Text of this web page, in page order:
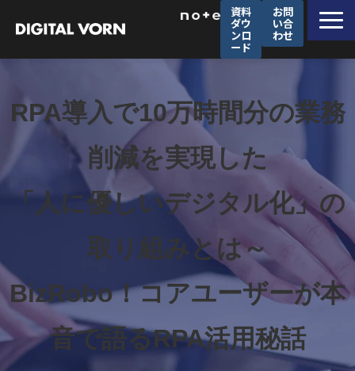
資料
ダウ
ンロ
ード
お問
い合
わせ
ソリューション一覧
サービス一覧
導入事例
企業情報
採用情報
RPA導入で10万時間分の業務
削減を実現した
「人に優しいデジタル化」の
取り組みとは～
BizRobo！コアユーザーが本
音で語るRPA活用秘話